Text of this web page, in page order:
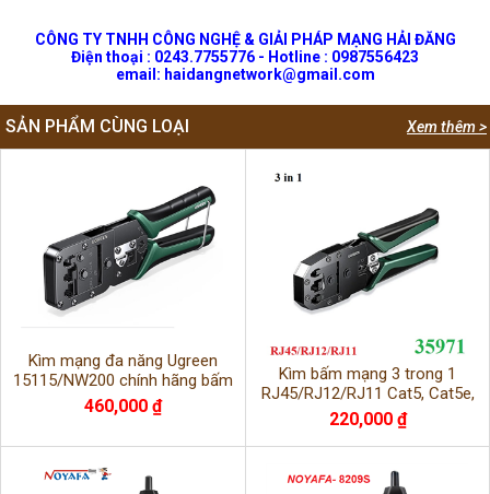
CÔNG TY TNHH CÔNG NGHỆ & GIẢI PHÁP MẠNG HẢI ĐĂNG
Điện thoại : 0243.7755776 - Hotline : 0987556423
email: haidangnetwork@gmail.com
Xem thêm >
SẢN PHẨM CÙNG LOẠI
Kìm mạng đa năng Ugreen
15115/NW200 chính hãng bấm
chuẩn RJ11,RJ12,RJ45
460,000 ₫
Kìm bấm mạng 3 trong 1
RJ45/RJ12/RJ11 Cat5, Cat5e,
Cat6 Ugreen 35971/NW304
220,000 ₫